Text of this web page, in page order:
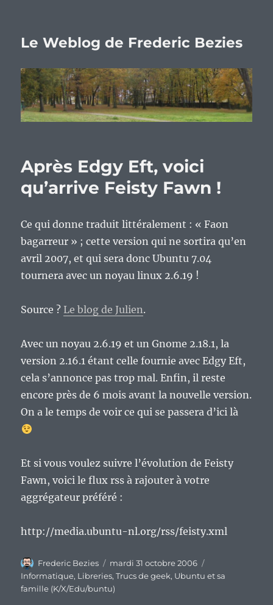
Le Weblog de Frederic Bezies
Après Edgy Eft, voici
qu’arrive Feisty Fawn !
Ce qui donne traduit littéralement : « Faon
bagarreur » ; cette version qui ne sortira qu’en
avril 2007, et qui sera donc Ubuntu 7.04
tournera avec un noyau linux 2.6.19 !
Source ? Le blog de Julien.
Avec un noyau 2.6.19 et un Gnome 2.18.1, la
version 2.16.1 étant celle fournie avec Edgy Eft,
cela s’annonce pas trop mal. Enfin, il reste
encore près de 6 mois avant la nouvelle version.
On a le temps de voir ce qui se passera d’ici là
Et si vous voulez suivre l’évolution de Feisty
Fawn, voici le flux rss à rajouter à votre
aggrégateur préféré :
http://media.ubuntu-nl.org/rss/feisty.xml
Auteur
Frederic Bezies
Publié
le
mardi 31 octobre 2006
Informatique, Libreries,Trucs de geek, Ubuntu et sa
famille (K/X/Edu/buntu)